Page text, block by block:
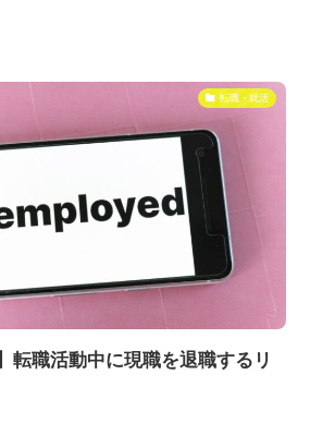
転職・就活
転職活動中に現職を退職するリ